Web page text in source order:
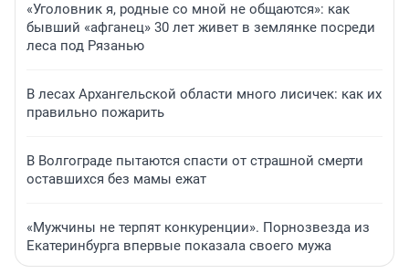
«Уголовник я, родные со мной не общаются»: как
бывший «афганец» 30 лет живет в землянке посреди
леса под Рязанью
В лесах Архангельской области много лисичек: как их
правильно пожарить
В Волгограде пытаются спасти от страшной смерти
оставшихся без мамы ежат
«Мужчины не терпят конкуренции». Порнозвезда из
Екатеринбурга впервые показала своего мужа